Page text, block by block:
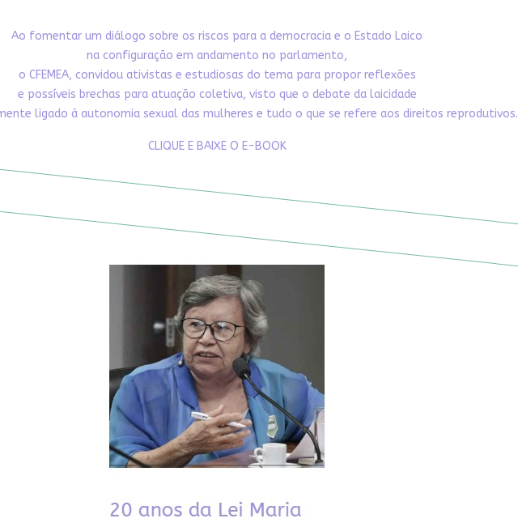
Ao fomentar um diálogo sobre os riscos para a democracia e o Estado Laico
na configuração em andamento no parlamento,
o CFEMEA, convidou ativistas e estudiosas do tema para propor reflexões
e possíveis brechas para atuação coletiva, visto que o debate da laicidade
ligado à autonomia sexual das mulheres e tudo o que se refere aos direitos reprodutivos.
CLIQUE E BAIXE O E-BOOK